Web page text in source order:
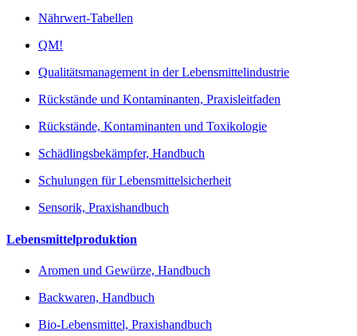
Nährwert-Tabellen
QM!
Qualitätsmanagement in der Lebensmittelindustrie
Rückstände und Kontaminanten, Praxisleitfaden
Rückstände, Kontaminanten und Toxikologie
Schädlingsbekämpfer, Handbuch
Schulungen für Lebensmittelsicherheit
Sensorik, Praxishandbuch
Lebensmittelproduktion
Aromen und Gewürze, Handbuch
Backwaren, Handbuch
Bio-Lebensmittel, Praxishandbuch